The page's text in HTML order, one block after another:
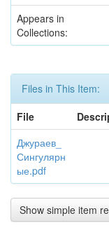
Appears in
Collections:
Files in This Item:
File
Джураев_
Сингулярн
ые.pdf
Show simple item